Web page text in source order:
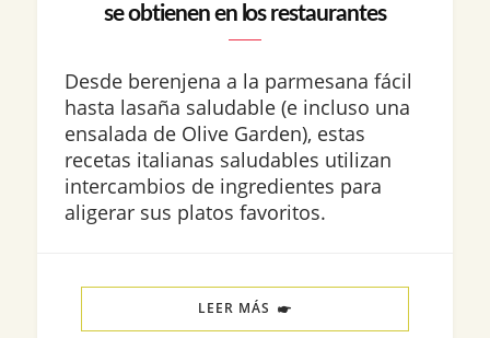
se obtienen en los restaurantes
Desde berenjena a la parmesana fácil
hasta lasaña saludable (e incluso una
ensalada de Olive Garden), estas
recetas italianas saludables utilizan
intercambios de ingredientes para
aligerar sus platos favoritos.
LEER MÁS